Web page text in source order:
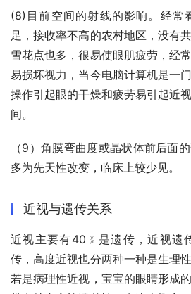
(8)目前空间的射线的影响。经常
足，接收率不高的农村地区，没有
雪花点也多，很易使眼肌疲劳，经
易损坏视力，当今电脑计算机是一
操作引起眼的干燥和疲劳易引起近
间。
（9）角膜弯曲度或晶状体前后面
多为先天性改变，临床上较少见。
近视与遗传关系
近视主要有40﹪是遗传，近视遗
传，高度近视也分两种一种是生理
若是病理性近视，宝宝的眼睛形成